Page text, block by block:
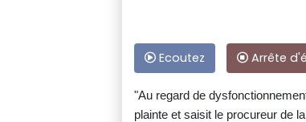
Ecoutez Arrête
"Au regard de
plainte et saisit le procureur de